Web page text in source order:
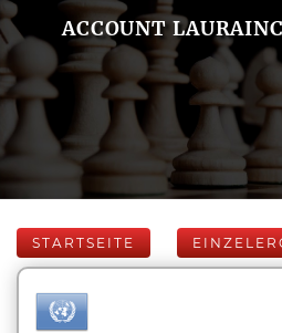
ACCOUNT
STARTSEITE